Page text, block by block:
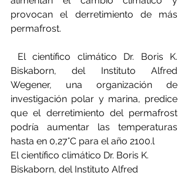
provocan el derretimiento de más
permafrost.
Biskaborn, del Instituto Alfred
Wegener, una organización de
investigación polar y marina, predice
que el derretimiento del permafrost
podría aumentar las temperaturas
hasta en 0,27°C para el año 2100.l
El científico climático Dr. Boris K.
Biskaborn, del Instituto Alfred